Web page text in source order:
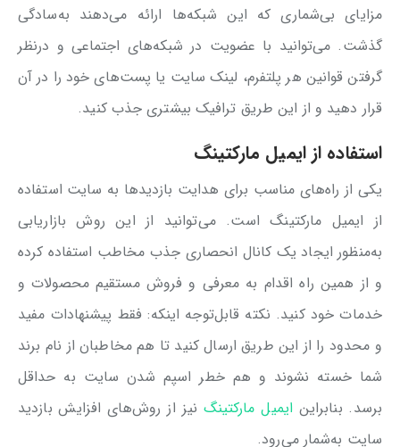
مزایای بی‌شماری که این شبکه‌ها ارائه می‌دهند به‌سادگی
گذشت. می‌توانید با عضویت در شبکه‌های اجتماعی و درنظر
گرفتن قوانین هر پلتفرم، لینک سایت یا پست‌های خود را در آن
قرار دهید و از این طریق ترافیک بیشتری جذب کنید.
استفاده از ایمیل‌ مارکتینگ
یکی از راه‌های مناسب برای هدایت بازدیدها به سایت استفاده
از ایمیل مارکتینگ است. می‌توانید از این روش بازاریابی
به‌منظور ایجاد یک کانال انحصاری جذب مخاطب استفاده کرده
و از همین راه اقدام به معرفی و فروش مستقیم محصولات و
خدمات خود کنید. نکته قابل‌توجه اینکه: فقط پیشنهادات مفید
و محدود را از این طریق ارسال کنید تا هم مخاطبان از نام برند
شما خسته نشوند و هم خطر اسپم شدن سایت به حداقل
برسد. بنابراین ایمیل مارکتینگ نیز از روش‌های افزایش بازدید
سایت به‌شمار می‌رود.